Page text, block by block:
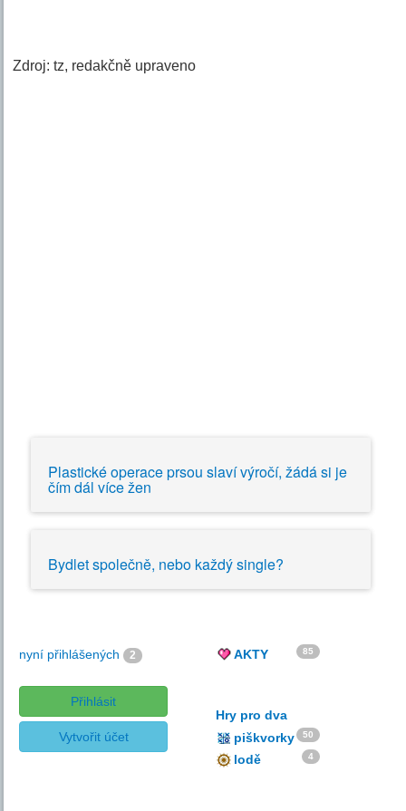
Zdroj: tz, redakčně upraveno
Plastické operace prsou slaví výročí, žádá si je
čím dál více žen
Bydlet společně, nebo každý single?
nyní přihlášených 2
Přihlásit
Vytvořit účet
AKTY 85
Hry pro dva
piškvorky
50
lodě 4